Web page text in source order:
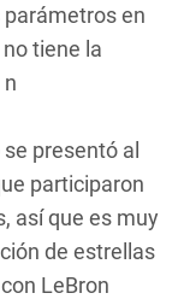
parámetros en
tiene la
presentó al
participaron
así que es muy
de estrellas
LeBron